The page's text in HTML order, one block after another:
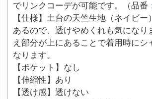
でリンクコーデが可能です。（品番
【仕様】土台の天竺生地（ネイビ
あるので、透けやめくれも気になり
え部分が上にあることで着用時にシ
なります。
【ポケット】なし
【伸縮性】あり
【透け感】透けない